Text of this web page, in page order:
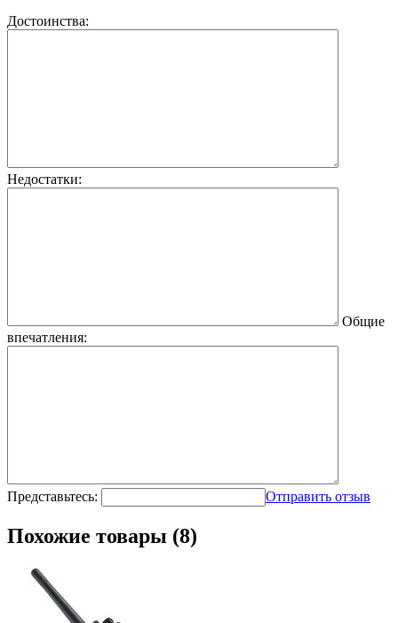
Достоинства:
Недостатки:
Общие
впечатления:
Представьтесь: Отправить отзыв
Похожие товары (8)